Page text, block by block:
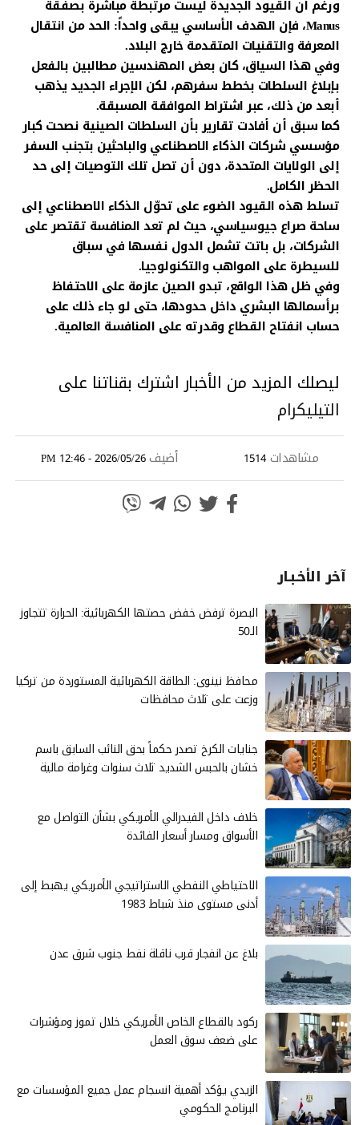
ورغم أن القيود الجديدة ليست مرتبطة مباشرة بصفقة
Manus، فإن الهدف الأساسي يبقى واحداً: الحد من انتقال
المعرفة والتقنيات المتقدمة خارج البلاد.
وفي هذا السياق، كان بعض المهندسين مطالبين بالفعل
بإبلاغ السلطات بخطط سفرهم، لكن الإجراء الجديد يذهب
أبعد من ذلك، عبر اشتراط الموافقة المسبقة.
كما سبق أن أفادت تقارير بأن السلطات الصينية نصحت كبار
مؤسسي شركات الذكاء الاصطناعي والباحثين بتجنب السفر
إلى الولايات المتحدة، دون أن تصل تلك التوصيات إلى حد
الحظر الكامل.
تسلط هذه القيود الضوء على تحوّل الذكاء الاصطناعي إلى
ساحة صراع جيوسياسي، حيث لم تعد المنافسة تقتصر على
الشركات، بل باتت تشمل الدول نفسها في سباق
للسيطرة على المواهب والتكنولوجيا.
وفي ظل هذا الواقع، تبدو الصين عازمة على الاحتفاظ
برأسمالها البشري داخل حدودها، حتى لو جاء ذلك على
حساب انفتاح القطاع وقدرته على المنافسة العالمية.
ليصلك المزيد من الأخبار اشترك بقناتنا على
التيليكرام
مشاهدات1514 أضيف2026/05/26 - 12:46 PM
آخر الأخـبـار
البصرة ترفض خفض حصتها الكهربائية: الحرارة تتجاوز
الـ50
محافظ نينوى: الطاقة الكهربائية المستوردة من تركيا
وزعت على ثلاث محافظات
جنايات الكرخ تصدر حكماً بحق النائب السابق باسم
خشان بالحبس الشديد ثلاث سنوات وغرامة مالية
خلاف داخل الفيدرالي الأمريكي بشأن التواصل مع
الأسواق ومسار أسعار الفائدة
الاحتياطي النفطي الاستراتيجي الأمريكي يهبط إلى
أدنى مستوى منذ شباط 1983
بلاغ عن انفجار قرب ناقلة نفط جنوب شرق عدن
ركود بالقطاع الخاص الأمريكي خلال تموز ومؤشرات
على ضعف سوق العمل
الزيدي يؤكد أهمية انسجام عمل جميع المؤسسات مع
البرنامج الحكومي